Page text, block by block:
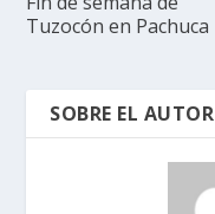
Tuzocón en Pachuca
SOBRE EL AUTOR